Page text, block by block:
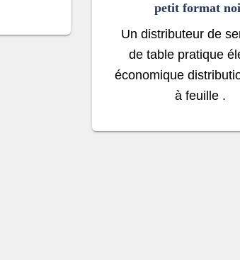
petit format
Un distributeur de
de table pratique
économique
à feuille .